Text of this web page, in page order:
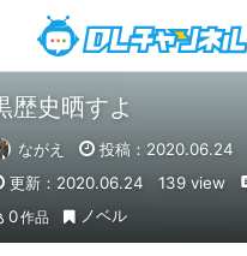
歴史晒すよ
ながえ
投稿：2020.06.24
更新：2020.06.24
139 view
0作品 ノベル